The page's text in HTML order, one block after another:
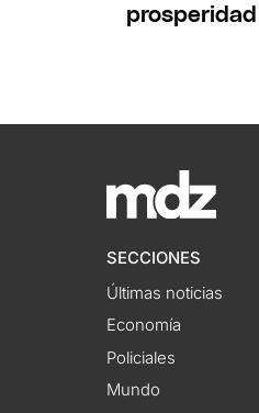
prosperidad
SECCIONES
Últimas noticias
Economía
Policiales
Mundo